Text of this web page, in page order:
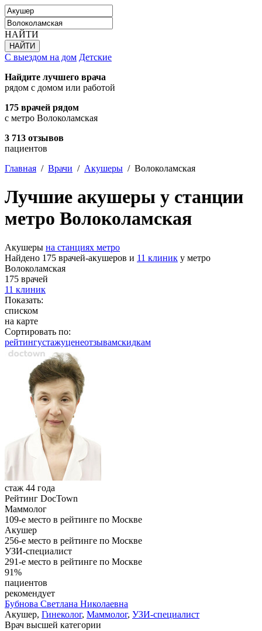
НАЙТИ
С выездом на дом Детские
Найдите лучшего врача
рядом с домом или работой
175 врачей рядом
с метро Волоколамская
3 713 отзывов
пациентов
Главная / Врачи / Акушеры / Волоколамская
Лучшие акушеры у станции
метро Волоколамская
Акушеры на станциях метро
Найдено 175 врачей-акушеров и 11 клиник у метро
Волоколамская
175 врачей
11 клиник
Показать:
списком
на карте
Сортировать по:
рейтингустажуценеотзывамcкидкам
стаж 44 года
Рейтинг DocTown
Маммолог
109-е место в рейтинге по Москве
Акушер
256-е место в рейтинге по Москве
УЗИ-специалист
291-е место в рейтинге по Москве
91%
пациентов
рекомендует
Бубнова Светлана Николаевна
Акушер, Гинеколог, Маммолог, УЗИ-специалист
Врач высшей категории